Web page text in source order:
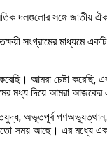
দলগুলোর সঙ্গে
সংগ্রামের মাধ্যমে
আমরা চেষ্টা করেছি,
মধ্য দিয়ে আমরা
অভূতপূর্ব গণঅভ্যুত্থান,
সময় আছে। এর মধ্যে